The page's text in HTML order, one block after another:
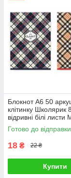
Блокнот А6 50
клітинку Школярик
відривні білі листи
633437 G-Rich
Готово до відправки
18 ₴ 22 ₴
Купити